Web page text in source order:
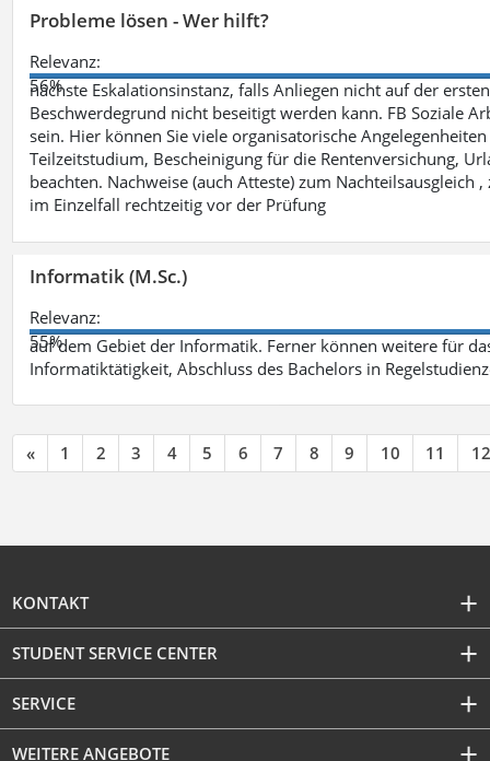
Probleme lösen - Wer hilft?
Relevanz:
56%
nächste Eskalationsinstanz, falls Anliegen nicht auf der
Beschwerdegrund nicht beseitigt werden kann. FB Soziale
sein. Hier können Sie viele organisatorische
Teilzeitstudium, Bescheinigung für die Rentenversichung,
beachten. Nachweise (auch Atteste) zum Nachteilsausgleich
im Einzelfall rechtzeitig vor der Prüfung
Informatik (M.Sc.)
Relevanz:
55%
auf dem Gebiet der Informatik. Ferner können weitere für
Informatiktätigkeit, Abschluss des Bachelors in
« 1 2 3 4 5 6 7 8 9 10 11 12
KONTAKT
STUDENT SERVICE CENTER
SERVICE
WEITERE ANGEBOTE